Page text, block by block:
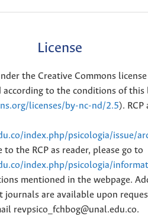
License
the Creative Commons
according to the conditions of this
licenses/by-nc-nd/2.5).
index.php/psicologia/issue/
the RCP as reader, please go to
index.php/psicologia/
mentioned in the webpage.
are available upon
revpsico_fchbog@unal.edu.co.